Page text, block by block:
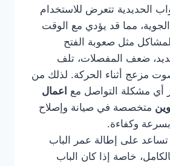
الحديدية تتعرض للاستخدام
الجوية، مما قد يؤدي مع الوقت
مثل صعوبة الفتح
ضعف المفصلات، تلف
مزعج أثناء الحركة. لذلك من
أي مشكلة التواصل مع اعمال
متخصصة في صيانة وإصلاح
بسرعة وكفاءة.
تساعد على إطالة عمر الباب
خاصة إذا كان الباب